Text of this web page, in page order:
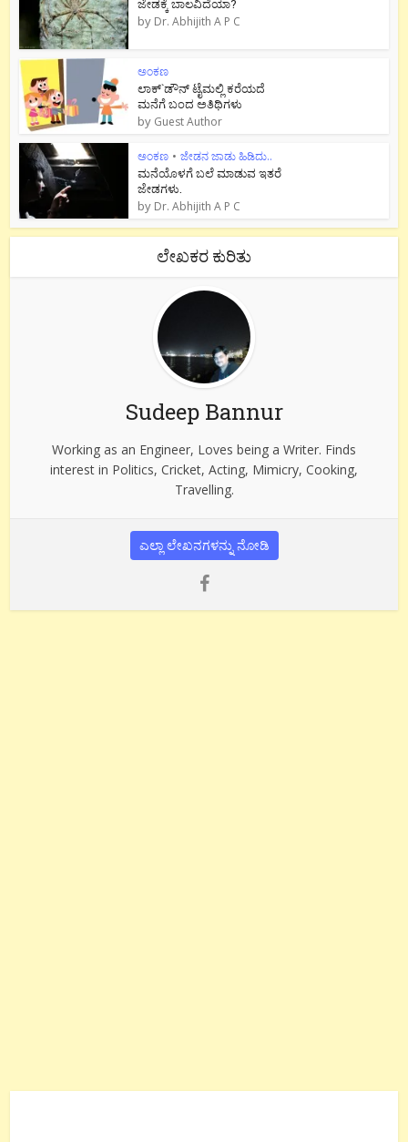
ಜೇಡಕ್ಕೆ ಬಾಲವಿದೆಯಾ?
by Dr. Abhijith A P C
ಅಂಕಣ
ಲಾಕ್`ಡೌನ್ ಟೈಮಲ್ಲಿ ಕರೆಯದೆ
ಮನೆಗೆ ಬಂದ ಅತಿಥಿಗಳು
by Guest Author
ಅಂಕಣ • ಜೇಡನ ಜಾಡು ಹಿಡಿದು..
ಮನೆಯೊಳಗೆ ಬಲೆ ಮಾಡುವ ಇತರೆ
ಜೇಡಗಳು.
by Dr. Abhijith A P C
ಲೇಖಕರ ಕುರಿತು
Sudeep Bannur
Working as an Engineer, Loves being a Writer. Finds
interest in Politics, Cricket, Acting, Mimicry, Cooking,
Travelling.
ಎಲ್ಲಾ ಲೇಖನಗಳನ್ನು ನೋಡಿ